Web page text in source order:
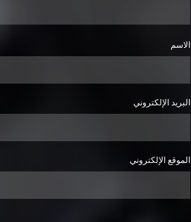
الاسم
البريد الإلكتروني
الموقع الإلكتروني